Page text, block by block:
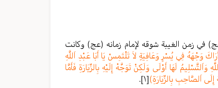
في زمن الغيبة شوقه لإمام زمانه (عج) وكانت
وَجْهَهُ فِي يُسْرٍ وَعَافِيَةٍ لاَ تَلْتَمِسْ يَا أَبَا عَبْدِ اَللَّهِ
وَاَلتَّسْلِيمُ لَهَا أَوْلَى وَلَكِنْ تَوَجَّهْ إِلَيْهِ بِالزِّيَارَةِ فَأَمَّا
اَلصَّاحِبِ بِالزِّيَارَةِ)[١] .